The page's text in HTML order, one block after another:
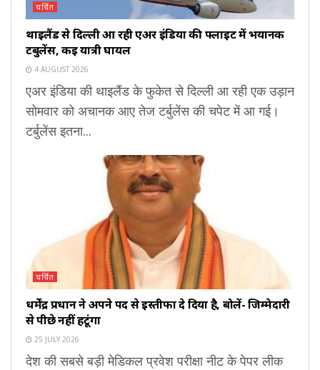
चर्चित
थाइलैंड से दिल्ली आ रही एअर इंडिया की फ्लाइट में भयानक
टर्बुलेंस, कई यात्री घायल
4 AUGUST 2026
एअर इंडिया की थाइलैंड के फुकेत से दिल्ली आ रही एक उड़ान
सोमवार को अचानक आए तेज टर्बुलेंस की चपेट में आ गई।
टर्बुलेंस इतना...
चर्चित
धर्मेंद्र प्रधान ने अपने पद से इस्तीफा दे दिया है, बोलें- जिम्मेदारी
से पीछे नहीं हटूंगा
25 JULY 2026
देश की सबसे बड़ी मेडिकल प्रवेश परीक्षा नीट के पेपर लीक